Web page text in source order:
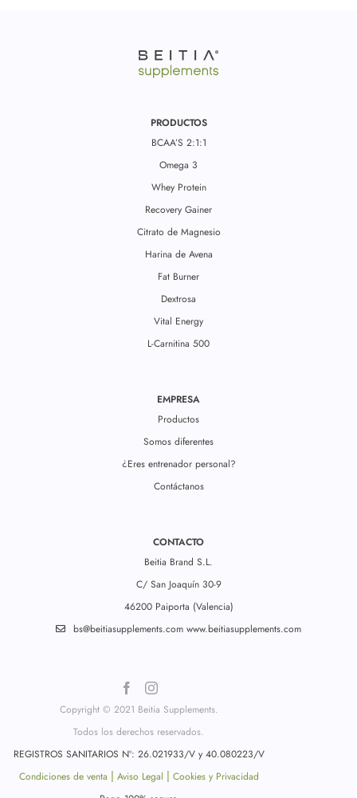
PRODUCTOS
BCAA’S 2:1:1
Omega 3
Whey Protein
Recovery Gainer
Citrato de Magnesio
Harina de Avena
Fat Burner
Dextrosa
Vital Energy
L-Carnitina 500
EMPRESA
Productos
Somos diferentes
¿Eres entrenador personal?
Contáctanos
CONTACTO
Beitia Brand S.L.
C/ San Joaquín 30-9
46200 Paiporta (Valencia)
bs@beitiasupplements.com www.beitiasupplements.com
Copyright © 2021 Beitia Supplements.
Todos los derechos reservados.
REGISTROS SANITARIOS Nº: 26.021933/V y 40.080223/V
Condiciones de venta | Aviso Legal | Cookies y Privacidad